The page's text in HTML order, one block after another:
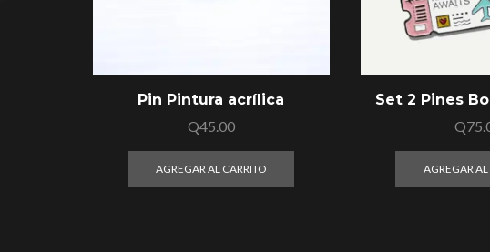
Pin Pintura acrílica
Q45.00
AGREGAR AL CARRITO
Set 2 Pines
Q
AGREGAR AL